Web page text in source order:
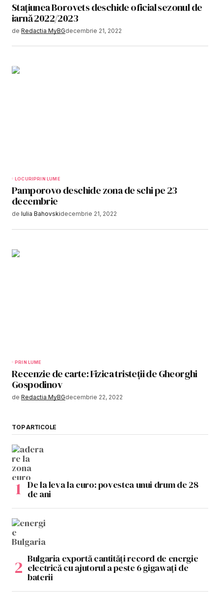
Stațiunea Borovets deschide oficial sezonul de
iarnă 2022/2023
de Redactia MyBGdecembrie 21, 2022
LOCURI PRIN LUME
Pamporovo deschide zona de schi pe 23
decembrie
de Iulia Bahovskidecembrie 21, 2022
PRIN LUME
Recenzie de carte: Fizica tristeții de Gheorghi
Gospodinov
de Redactia MyBGdecembrie 22, 2022
TOP ARTICOLE
De la leva la euro: povestea unui drum de 28
de ani
Bulgaria exportă cantități record de energie
electrică cu ajutorul a peste 6 gigawați de
baterii